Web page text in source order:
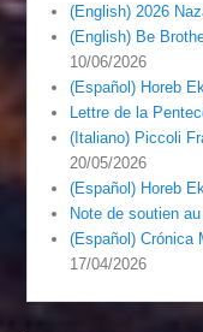
(English) 2026
(English) Be
10/06/2026
(Español) Horeb
Lettre de la
(Italiano) Piccoli
20/05/2026
(Español) Horeb
Note de soutien
(Español) Crónica
17/04/2026